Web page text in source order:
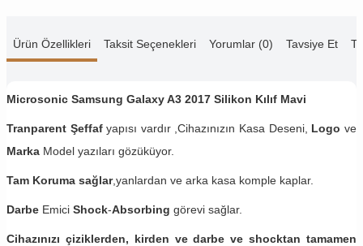
Ürün Özellikleri Taksit Seçenekleri Yorumlar (0) Tavsiye Et
Microsonic Samsung Galaxy A3 2017 Silikon Kılıf Mavi
Tranparent Şeffafyapısı vardır ,Cihazınızın Kasa Deseni, Logo ve
Marka Model yazıları gözüküyor.
Tam Koruma sağlar,yanlardan ve arka kasa komple kaplar.
Darbe Emici Shock-Absorbing görevi sağlar.
Cihazınızı çiziklerden, kirden ve darbe ve shocktan tamamen